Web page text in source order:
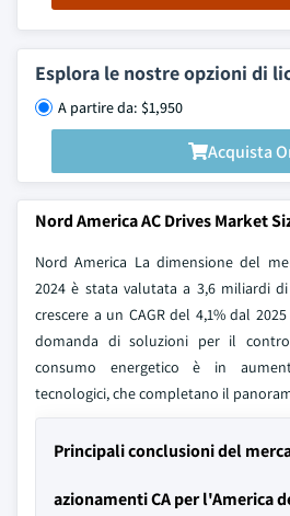
Esplora le nostre opzioni di
A partire da: $1,950
Acquista
Nord America AC Drives Market
Nord America La dimensione del
2024 è stata valutata a 3,6 miliardi
crescere a un CAGR del 4,1% dal
domanda di soluzioni per il
consumo energetico è in
tecnologici, che completano il
Principali conclusioni del
azionamenti CA per l'America